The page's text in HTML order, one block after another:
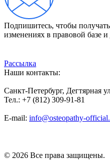
Подпишитесь, чтобы
изменениях в правовой базе и
Рассылка
Наши контакты:
Санкт-Петербург, Дегтярная
Тел.: +7 (812) 309-91-81
E-mail: info@osteopathy-
© 2026 Все права защищены.